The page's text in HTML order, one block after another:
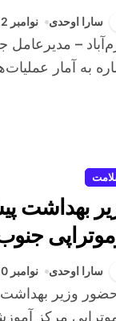
سارا اوحدی نوامبر 22, 2025
به آمار
بهداشت
کرد
سارا اوحدی نوامبر 20, 2025
مرکز